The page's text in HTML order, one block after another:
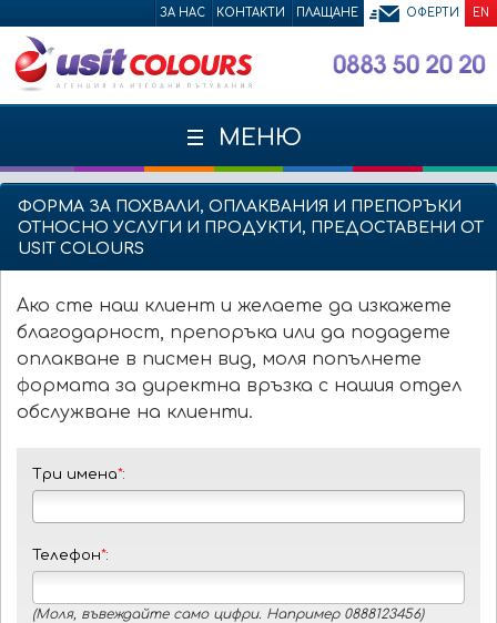
ЗА НАС КОНТАКТИ ПЛАЩАНЕ ОФЕРТИ EN
МЕНЮ
ФОРМА ЗА ПОХВАЛИ, ОПЛАКВАНИЯ И ПРЕПОРЪКИ
ОТНОСНО УСЛУГИ И ПРОДУКТИ, ПРЕДОСТАВЕНИ ОТ
USIT COLOURS
Ако сте наш клиент и желаете да изкажете
благодарност, препоръка или да подадете
оплакване в писмен вид, моля попълнете
формата за директна връзка с нашия отдел
обслужване на клиенти.
Три имена*:
Телефон*:
(Моля, въвеждайте само цифри. Например 0888123456)